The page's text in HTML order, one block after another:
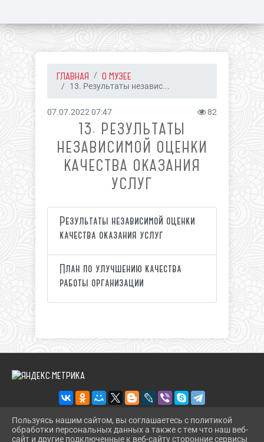
ГЛАВНАЯ О МУЗЕЕ
13. Результаты независ...
07.07.2022 07:47 82
13. РЕЗУЛЬТАТЫ
НЕЗАВИСИМОЙ ОЦЕНКИ
КАЧЕСТВА ОКАЗАНИЯ
УСЛУГ
Результаты независимой оценки
качества оказания услуг
План по улучшению качества
работы организации
2026 Г. IKM-DINSKOI.RU
Пользуясь нашим сайтом, вы соглашаетесь с политикой
обработки персональных данных а также с тем что наш веб-
сайт и другие подключенные к веб-сайту сторонние сервисы